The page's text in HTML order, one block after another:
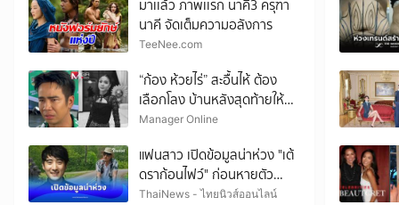
มาเเล้ว ภาพเเรก นาคี3 ครุฑา
นาคี จัดเต็มความอลังการ
TeeNee.com
“ก้อง ห้วยไร่” สะอื้นไห้ ต้อง
เลือกโลง บ้านหลังสุดท้ายให้
“น้องพั้นซ์”
Manager Online
แฟนสาว เปิดข้อมูลน่าห่วง "เต้
ดราก้อนไฟว์" ก่อนหายตัว
ปริศนา
ThaiNews - ไทยนิวส์ออนไลน์